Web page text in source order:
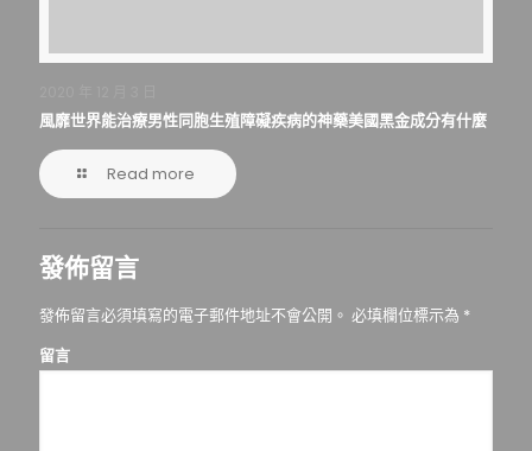
風靡世界能治療男性同胞生殖障礙疾病的神藥美國黑金成分有什麼
Read more
發佈留言
發佈留言必須填寫的電子郵件地址不會公開。 必填欄位標示為 *
留言